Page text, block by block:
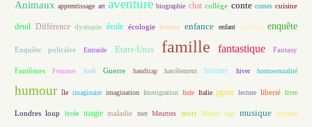
Animaux apprentissage art aventure biographie chat collège conte contes cuisine
deuil Différence dystopie école écologie écriture enfance enfant enfants enquête
Enquête policière Entraide Etats-Unis famille fantastique Fantasy
Fantômes Femmes forêt Guerre handicap harcèlement histoire hiver homosexualité
humour île imaginaire imagination Immigration Inde Italie japon lecture liberté livre
Londres loup lycée magie maladie mer Meurtres mort Moyen Age musique mystère